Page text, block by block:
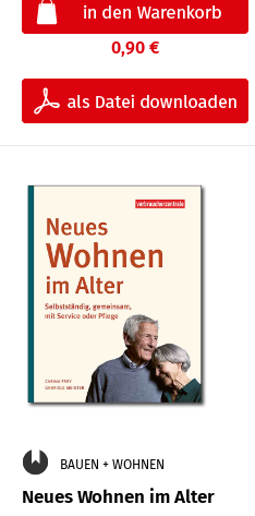
0,90 €
BAUEN + WOHNEN
Neues Wohnen im Alter